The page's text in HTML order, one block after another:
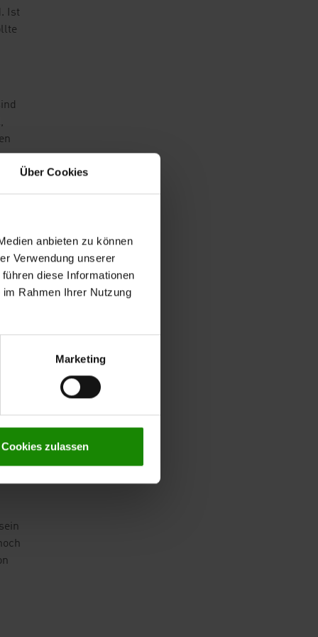
Über Cookies
anbieten zu können
Verwendung unserer
diese Informationen
Rahmen Ihrer Nutzung
Marketing
Cookies zulassen
Ist